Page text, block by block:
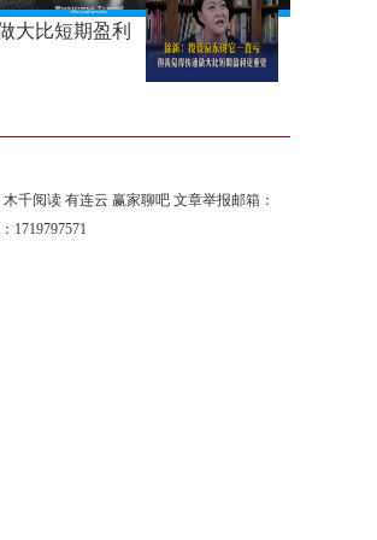
大比短期盈利
木千阅读 有连云 赢家聊吧 文章举报邮箱：
1719797571